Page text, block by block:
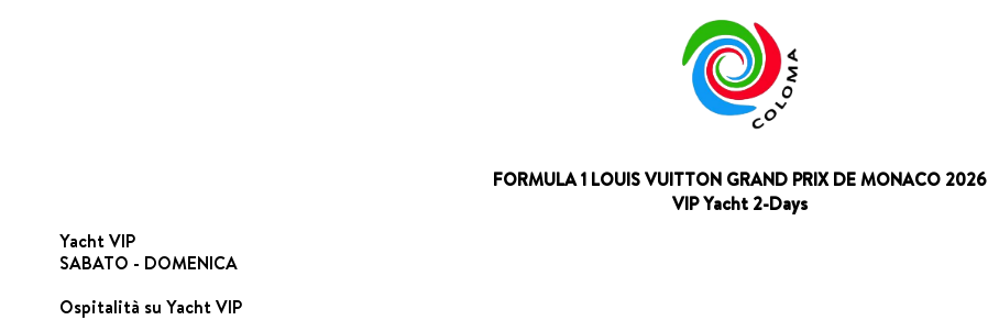
FORMULA 1 LOUIS VUITTON GRAND PRIX DE MONACO 2026
VIP Yacht 2-Days
Yacht VIP
SABATO - DOMENICA
Ospitalità su Yacht VIP